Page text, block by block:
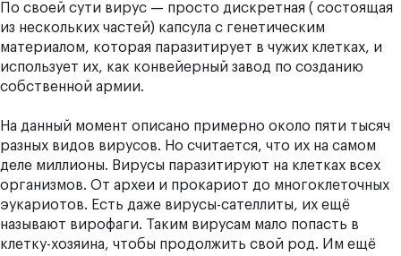
По своей сути вирус — просто дискретная ( состоящая
из нескольких частей) капсула с генетическим
материалом, которая паразитирует в чужих клетках, и
использует их, как конвейерный завод по созданию
собственной армии.
На данный момент описано примерно около пяти тысяч
разных видов вирусов. Но считается, что их на самом
деле миллионы. Вирусы паразитируют на клетках всех
организмов. От археи и прокариот до многоклеточных
эукариотов. Есть даже вирусы-сателлиты, их ещё
называют вирофаги. Таким вирусам мало попасть в
клетку-хозяина, чтобы продолжить свой род. Им ещё